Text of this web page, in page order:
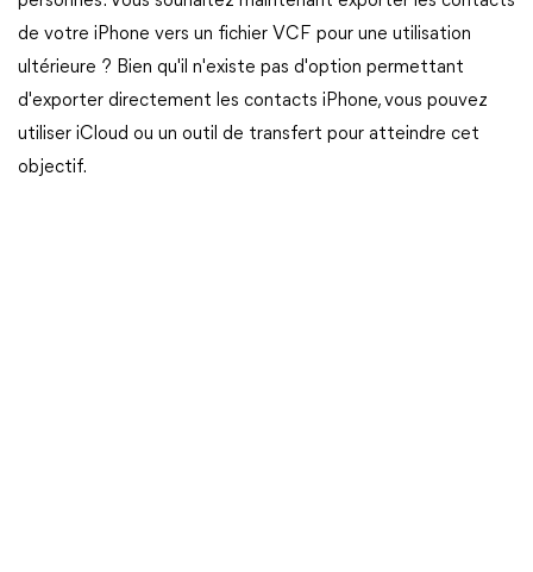
de votre iPhone vers un fichier VCF pour une utilisation
ultérieure ? Bien qu'il n'existe pas d'option permettant
d'exporter directement les contacts iPhone, vous pouvez
utiliser iCloud ou un outil de transfert pour atteindre cet
objectif.